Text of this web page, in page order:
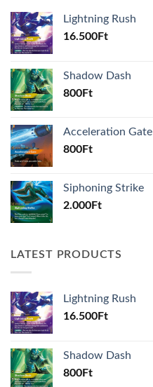
Lightning Rush
16.500Ft
Shadow Dash
800Ft
Acceleration Gate
800Ft
Siphoning Strike
2.000Ft
LATEST PRODUCTS
Lightning Rush
16.500Ft
Shadow Dash
800Ft